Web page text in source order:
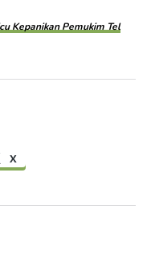
Kepanikan Pemukim Tel
X